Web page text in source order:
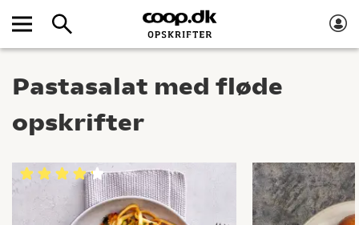
Pastasalat med fløde
opskrifter